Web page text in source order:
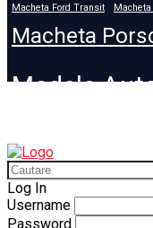
Macheta Ford Transit
Macheta
Modele
Log In
Username
Password